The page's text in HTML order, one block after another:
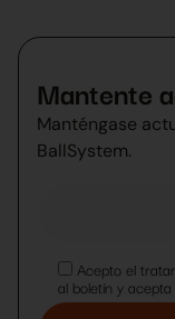
Mantente
Manténgase
BallSystem.
Acepto el
al boletín y acepta